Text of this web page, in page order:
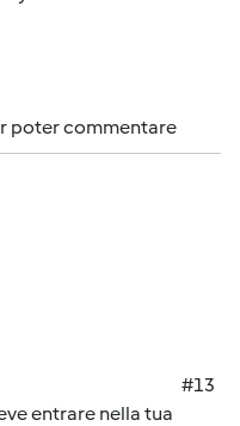
poter commentare
#13
entrare nella tua